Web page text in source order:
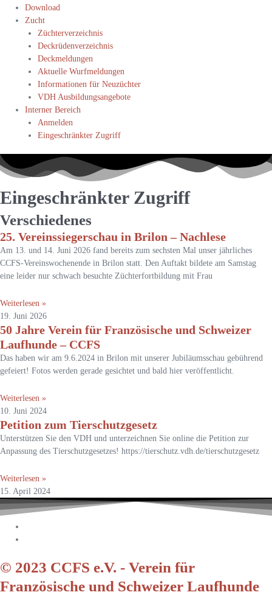
Download
Zucht
Züchterverzeichnis
Deckrüdenverzeichnis
Deckmeldungen
Aktuelle Wurfmeldungen
Informationen für Neuzüchter
VDH Ausbildungsangebote
Interner Bereich
Anmelden
Eingeschränkter Zugriff
Eingeschränkter Zugriff
Verschiedenes
25. Vereinssiegerschau in Brilon – Nachlese
Am 13. und 14. Juni 2026 fand bereits zum sechsten Mal unser jährliches
CCFS-Vereinswochenende in Brilon statt. Den Auftakt bildete am Samstag
eine leider nur schwach besuchte Züchterfortbildung mit Frau
Weiterlesen »
19. Juni 2026
50 Jahre Verein für Französische und Schweizer
Laufhunde – CCFS
Das haben wir am 9.6.2024 in Brilon mit unserer Jubiläumsschau gebührend
gefeiert! Fotos werden gerade gesichtet und bald hier veröffentlicht.
Weiterlesen »
10. Juni 2024
Petition zum Tierschutzgesetz
Unterstützen Sie den VDH und unterzeichnen Sie online die Petition zur
Anpassung des Tierschutzgesetzes! https://tierschutz.vdh.de/tierschutzgesetz
Weiterlesen »
15. April 2024
© 2023 CCFS e.V. - Verein für
Französische und Schweizer Laufhunde